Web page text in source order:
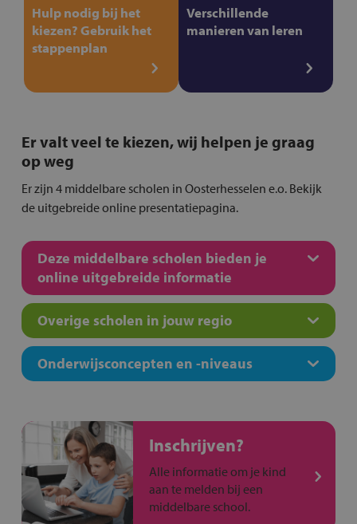
Hulp nodig bij het
kiezen? Gebruik het
stappenplan
Verschillende
manieren van leren
Er valt veel te kiezen, wij helpen je graag
op weg
Er zijn 4 middelbare scholen in Oosterhesselen e.o. Bekijk
de uitgebreide online presentatiepagina.
Deze middelbare scholen bieden je
online uitgebreide informatie
Overige scholen in jouw regio
Onderwijsconcepten en -niveaus
Inschrijven?
Alle informatie om je kind
aan te melden bij een
middelbare school.